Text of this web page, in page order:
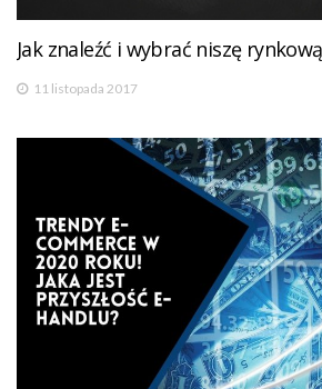
Jak znaleźć i wybrać niszę
11 listopada 2017